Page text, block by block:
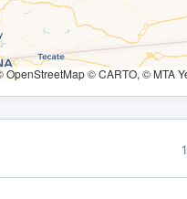
OpenStreetMap © CARTO, © MTA